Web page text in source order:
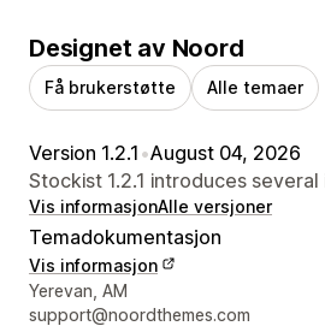
Designet av Noord
Få brukerstøtte Alle temaer
Version 1.2.1 •August 04, 2026
Stockist 1.2.1 introduces
Vis informasjonAlle versjoner
Temadokumentasjon
Vis informasjon
Designerens kontaktinfo
Yerevan, AM
support@noordthemes.com